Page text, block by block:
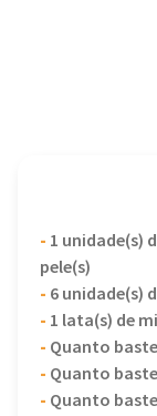
- 1 unidade(s)
pele(s)
- 6 unidade(s)
- 1 lata(s) de
- Quanto
- Quanto
- Quanto